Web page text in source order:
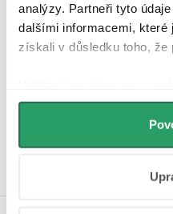
analýzy. Partneři tyto
dalšími informacemi, které
získali v důsledku toho, že
můžeme používat cookies
personalizovanou
osobní údaje najdete na
4,9